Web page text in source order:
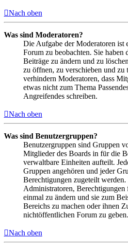
Nach oben
Was sind Moderatoren?
Die Aufgabe der Moderatoren ist
Forum zu beobachten. Sie haben
Beiträge zu ändern und zu
zu öffnen, zu verschieben und
verhindern Moderatoren, dass
etwas nicht zum Thema
Angreifendes schreiben.
Nach oben
Was sind Benutzergruppen?
Benutzergruppen sind Gruppen
Mitglieder des Boards in für die
verwaltbare Einheiten aufteilt.
Gruppen angehören und jeder
Berechtigungen zugeteilt
Administratoren, Berechtigungen
einmal zu ändern und sie zum
Bereichs zu machen oder ihnen
nichtöffentlichen Forum zu geben.
Nach oben